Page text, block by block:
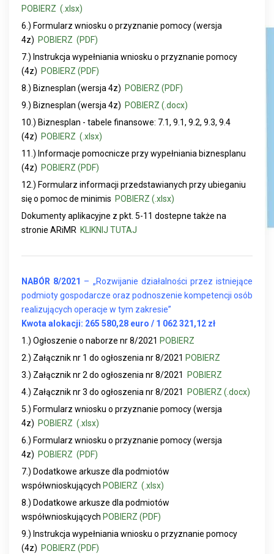
POBIERZ (.xlsx)
6.) Formularz wniosku o przyznanie pomocy (wersja
4z) POBIERZ (PDF)
7.) Instrukcja wypełniania wniosku o przyznanie pomocy
(4z) POBIERZ (PDF)
8.) Biznesplan (wersja 4z) POBIERZ (PDF)
9.) Biznesplan (wersja 4z) POBIERZ (.docx)
10.) Biznesplan - tabele finansowe: 7.1, 9.1, 9.2, 9.3, 9.4
(4z) POBIERZ (.xlsx)
11.) Informacje pomocnicze przy wypełniania biznesplanu
(4z) POBIERZ (PDF)
12.) Formularz informacji przedstawianych przy ubieganiu
się o pomoc de minimis POBIERZ (.xlsx)
Dokumenty aplikacyjne z pkt. 5-11 dostepne także na
stronie ARiMR KLIKNIJ TUTAJ
NABÓR 8/2021 – „Rozwijanie działalności przez istniejące
podmioty gospodarcze oraz podnoszenie kompetencji osób
realizujących operacje w tym zakresie”
Kwota alokacji: 265 580,28 euro / 1 062 321,12 zł
1.) Ogłoszenie o naborze nr 8/2021 POBIERZ
2.) Załącznik nr 1 do ogłoszenia nr 8/2021 POBIERZ
3.) Załącznik nr 2 do ogłoszenia nr 8/2021
POBIERZ
4.) Załącznik nr 3 do ogłoszenia nr 8/2021
POBIERZ (.docx)
5.) Formularz wniosku o przyznanie pomocy (wersja
4z) POBIERZ (.xlsx)
6.) Formularz wniosku o przyznanie pomocy (wersja
4z) POBIERZ (PDF)
7.) Dodatkowe arkusze dla podmiotów
współwnioskujących POBIERZ (.xlsx)
8.) Dodatkowe arkusze dla podmiotów
współwnioskujących POBIERZ (PDF)
9.) Instrukcja wypełniania wniosku o przyznanie pomocy
(4z) POBIERZ (PDF)